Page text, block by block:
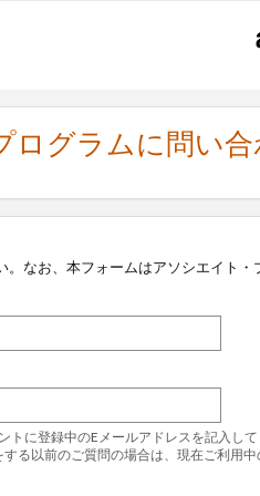
ログラムに問い合
なお、本フォームはアソシエイト・
に登録中のEメールアドレスを記入して
る以前のご質問の場合は、現在ご利用中